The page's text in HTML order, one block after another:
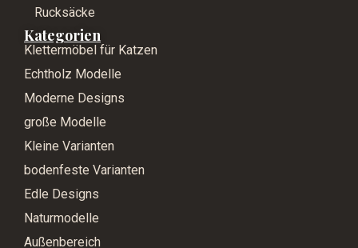
Rucksäcke
Kategorien
Klettermöbel für Katzen
Echtholz Modelle
Moderne Designs
große Modelle
Kleine Varianten
bodenfeste Varianten
Edle Designs
Naturmodelle
Außenbereich